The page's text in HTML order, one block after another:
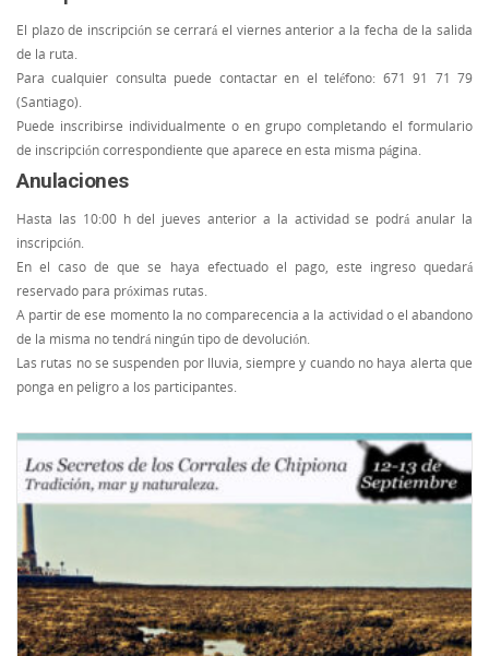
El plazo de inscripción se cerrará el viernes anterior a la fecha de la salida
de la ruta.
Para cualquier consulta puede contactar en el teléfono: 671 91 71 79
(Santiago).
Puede inscribirse individualmente o en grupo completando el formulario
de inscripción correspondiente que aparece en esta misma página.
Anulaciones
Hasta las 10:00 h del jueves anterior a la actividad se podrá anular la
inscripción.
En el caso de que se haya efectuado el pago, este ingreso quedará
reservado para próximas rutas.
A partir de ese momento la no comparecencia a la actividad o el abandono
de la misma no tendrá ningún tipo de devolución.
Las rutas no se suspenden por lluvia, siempre y cuando no haya alerta que
ponga en peligro a los participantes.